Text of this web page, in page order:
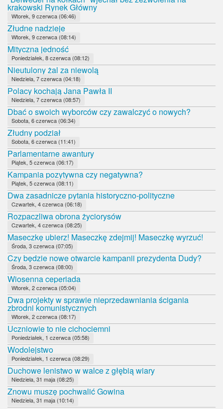
krakowski Rynek Główny
Wtorek, 9 czerwca (06:46)
Złudne nadzieje
Wtorek, 9 czerwca (08:14)
Mityczna jedność
Poniedziałek, 8 czerwca (08:12)
Nieutulony żal za niewolą
Niedziela, 7 czerwca (04:18)
Polacy kochają Jana Pawła II
Niedziela, 7 czerwca (08:57)
Dbać o swoich wyborców czy zawalczyć o nowych?
Sobota, 6 czerwca (06:34)
Złudny podział
Sobota, 6 czerwca (11:41)
Parlamentarne awantury
Piątek, 5 czerwca (06:17)
Kampania pozytywna czy negatywna?
Piątek, 5 czerwca (08:11)
Dwa zasadnicze pytania historyczno-polityczne
Czwartek, 4 czerwca (06:18)
Rozpaczliwa obrona życiorysów
Czwartek, 4 czerwca (08:25)
Maseczkę ubierz! Maseczkę zdejmij! Maseczkę wyrzuć!
Środa, 3 czerwca (07:05)
Czy będzie nowe otwarcie kampanii prezydenta Dudy?
Środa, 3 czerwca (08:00)
Wiosenna ceperiada
Wtorek, 2 czerwca (05:04)
Dwa projekty w sprawie nieprzedawniania ścigania
zbrodni komunistycznych
Wtorek, 2 czerwca (08:17)
Uczniowie to nie cichociemni
Poniedziałek, 1 czerwca (05:58)
Wodolejstwo
Poniedziałek, 1 czerwca (08:29)
Duchowe lenistwo w walce z głębią wiary
Niedziela, 31 maja (08:25)
Znowu muszę pochwalić Gowina
Niedziela, 31 maja (10:14)